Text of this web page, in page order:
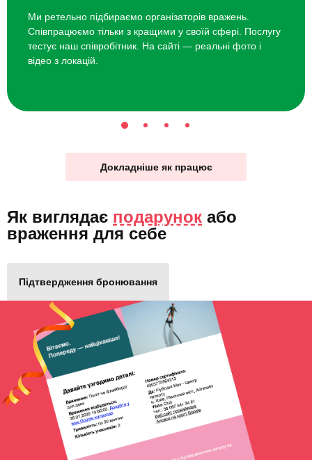
Ми ретельно підбираємо організаторів вражень.
Співпрацюємо тільки з кращими у своїй сфері. Послугу
тестує наш співробітник. На сайті — реальні фото і
відео з локацій.
Докладніше як працює
Як виглядає подарунок або
враження для себе
Підтвердження бронювання